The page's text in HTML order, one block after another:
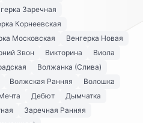
Заречная
Корнеевская
Московская
Венгерка Новая
Звон Викторина
Виола
Волжанка (Слива)
Волжская Ранняя
Волошка
Дебют
Дымчатка
Заречная Ранняя